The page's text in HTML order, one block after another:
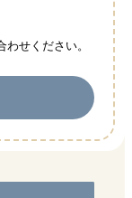
せください。